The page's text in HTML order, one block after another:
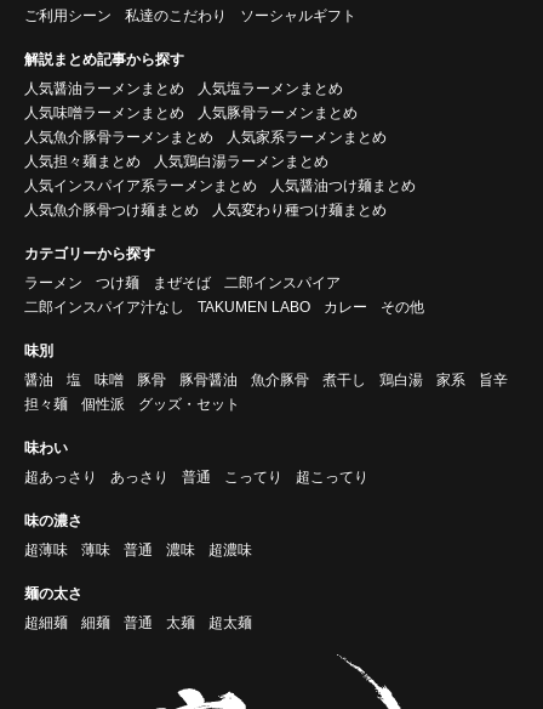
ご利用シーン
私達のこだわり ソーシャルギフト
解説まとめ記事から探す
人気醤油ラーメンまとめ
人気塩ラーメンまとめ
人気味噌ラーメンまとめ
人気豚骨ラーメンまとめ
人気魚介豚骨ラーメンまとめ
人気家系ラーメンまとめ
人気担々麺まとめ
人気鶏白湯ラーメンまとめ
人気インスパイア系ラーメンまとめ
人気醤油つけ麺まとめ
人気魚介豚骨つけ麺まとめ
人気変わり種つけ麺まとめ
カテゴリーから探す
ラーメン
つけ麺 まぜそば
二郎インスパイア
二郎インスパイア汁なし
TAKUMEN LABO カレー その他
味別
醤油
塩 味噌 豚骨 豚骨醤油 魚介豚骨 煮干し 鶏白湯 家系
旨辛
担々麺
個性派 グッズ・セット
味わい
超あっさり
あっさり 普通 こってり 超こってり
味の濃さ
超薄味
薄味 普通 濃味 超濃味
麺の太さ
超細麺
細麺 普通 太麺 超太麺